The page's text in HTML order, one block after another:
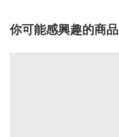
你可能感興趣的商品